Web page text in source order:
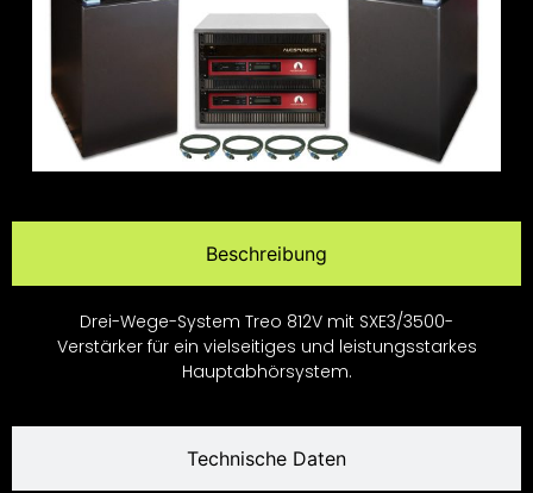
Beschreibung
Technische Daten
Drei-Wege-System Treo 812V mit SXE3/3500-
Verstärker für ein vielseitiges und leistungsstarkes
Hauptabhörsystem.